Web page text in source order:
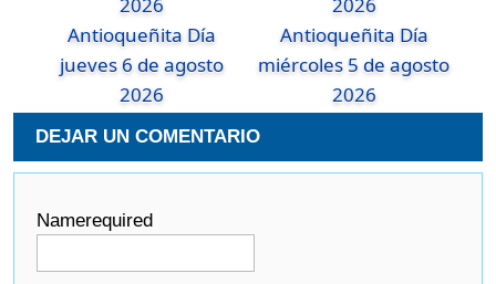
Antioqueñita Día
jueves 6 de agosto
2026
Antioqueñita Día
miércoles 5 de agosto
2026
DEJAR UN COMENTARIO
Namerequired